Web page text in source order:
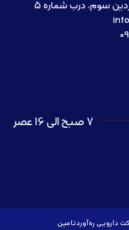
سوم، درب شماره 5
7 صبح الی 16 عصر
دارویی ره‌آوردتامین